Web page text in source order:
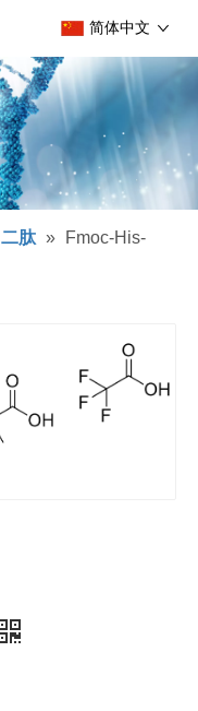
简体中文
二肽 »
Fmoc-His-